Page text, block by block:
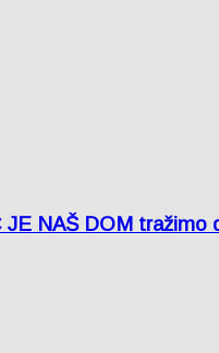
NAŠ DOM tražimo